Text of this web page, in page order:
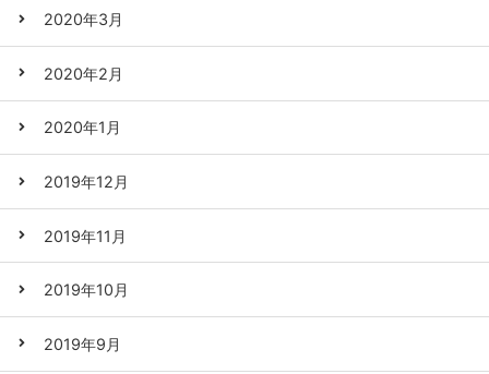
2020年3月
2020年2月
2020年1月
2019年12月
2019年11月
2019年10月
2019年9月